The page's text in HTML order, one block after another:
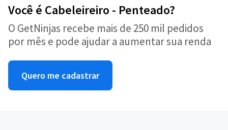
Você é Cabeleireiro - Penteado?
O GetNinjas recebe mais de 250 mil pedidos
por mês e pode ajudar a aumentar sua renda
Quero me cadastrar